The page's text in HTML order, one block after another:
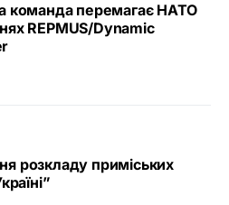
команда перемагає НАТО
REPMUS/Dynamic
розкладу приміських